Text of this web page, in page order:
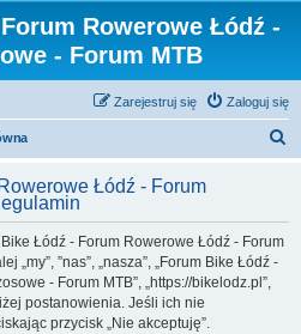
Rowerowe Łódź -
- Forum MTB
Zaloguj się
Zarejestruj się
k
Łódź - Forum
Łódź - Forum Rowerowe Łódź - Forum
„my”, ”nas”, „nasza”, „Forum Bike Łódź -
- Forum MTB”, „https://bikelodz.pl”,
postanowienia. Jeśli ich nie
przycisk „Nie akceptuję”.